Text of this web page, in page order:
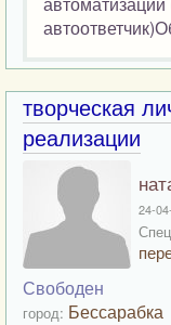
творческая
реализации
24-
Свободен
город: Бессарабка